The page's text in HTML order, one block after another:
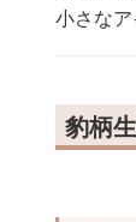
小さな
豹柄